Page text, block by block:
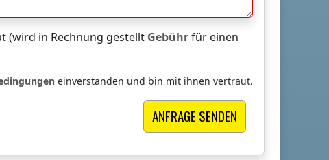
(wird in Rechnung gestellt Gebührfür einen
einverstanden und bin mit ihnen vertraut.